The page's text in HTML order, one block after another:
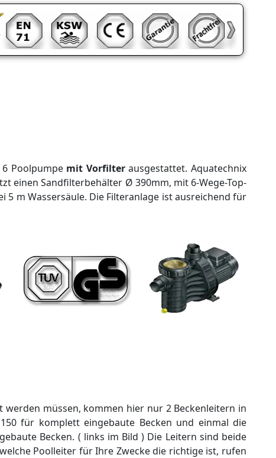
Poolpumpe mit Vorfilterausgestattet. Aquatechnix
einen Sandfilterbehälter Ø 390mm, mit 6-Wege-Top-
m Wassersäule. Die Filteranlage ist ausreichend für
müssen, kommen hier nur 2 Beckenleitern in
für komplett eingebaute Becken und einmal die
Becken. ( links im Bild ) Die Leitern sind beide
Poolleiter für Ihre Zwecke die richtige ist, rufen